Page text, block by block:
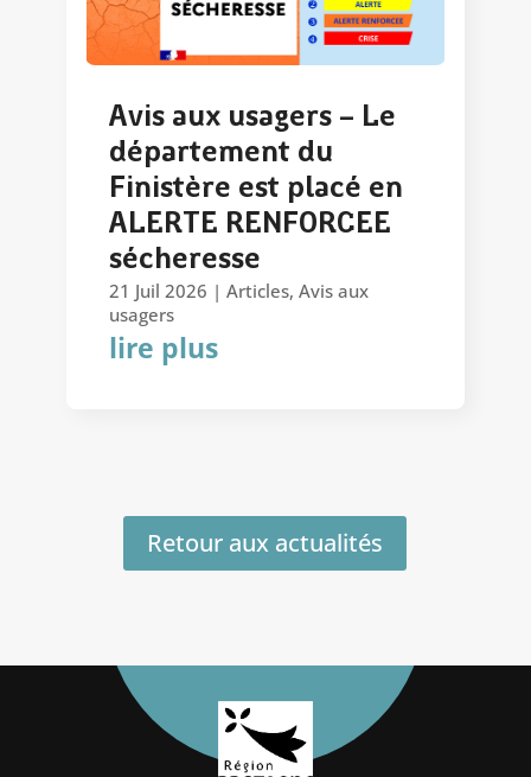
Avis aux usagers – Le
département du
Finistère est placé en
ALERTE RENFORCEE
sécheresse
21 Juil 2026 | Articles, Avis aux
usagers
lire plus
Retour aux actualités